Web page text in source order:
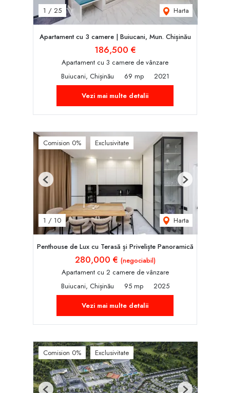
1 / 25 Harta
Apartament cu 3 camere | Buiucani, Mun. Chișinău
186,500 €
Apartament cu 3 camere de vânzare
Buiucani, Chișinău
69 mp
2021
Vezi mai multe detalii
Comision 0% Exclusivitate
1 / 10 Harta
Previous Next
Penthouse de Lux cu Terasă și Priveliște Panoramică
280,000 € (negociabil)
Apartament cu 2 camere de vânzare
Buiucani, Chișinău
95 mp
2025
Vezi mai multe detalii
Comision 0% Exclusivitate